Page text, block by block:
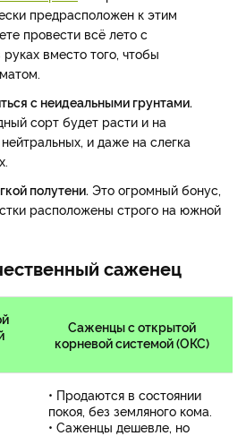
предрасположен к этим
провести всё лето с
вместо того, чтобы
с неидеальными грунтами.
сорт будет расти и на
и даже на слегка
полутени. Это огромный бонус,
расположены строго на южной
саженец
Саженцы с открытой
корневой системой (ОКС)
• Продаются в состоянии
покоя, без земляного кома.
• Саженцы дешевле, но